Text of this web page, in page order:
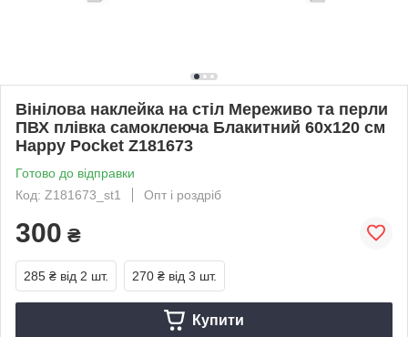
Вінілова наклейка на стіл Мереживо та перли
ПВХ плівка самоклеюча Блакитний 60х120 см
Happy Pocket Z181673
Готово до відправки
Код: Z181673_st1
Опт і роздріб
300 ₴
285 ₴ від 2 шт. 270 ₴ від 3 шт.
Купити